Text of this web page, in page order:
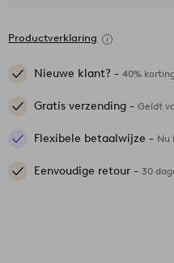
Productverklaring
Nieuwe klant? -40%
Gratis verzending -Geldt
Flexibele betaalwijze - Nu
Eenvoudige retour -30